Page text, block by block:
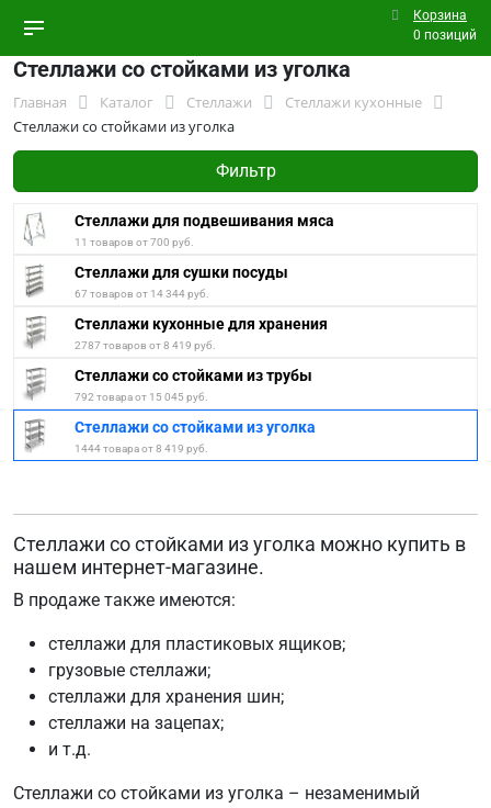
Корзина
0 позиций
Стеллажи со стойками из уголка
Главная Каталог Стеллажи
Стеллажи кухонные
Стеллажи со стойками из уголка
Фильтр
Стеллажи для подвешивания мяса
11 товаров от 700 руб.
Стеллажи для сушки посуды
67 товаров от 14 344 руб.
Стеллажи кухонные для хранения
2787 товаров от 8 419 руб.
Стеллажи со стойками из трубы
792 товара от 15 045 руб.
Стеллажи со стойками из уголка
1444 товара от 8 419 руб.
Стеллажи со стойками из уголка можно купить в
нашем интернет-магазине.
В продаже также имеются:
стеллажи для пластиковых ящиков;
грузовые стеллажи;
стеллажи для хранения шин;
стеллажи на зацепах;
и т.д.
Стеллажи со стойками из уголка – незаменимый